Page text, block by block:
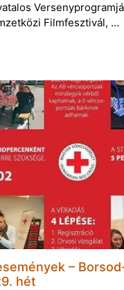
Filmfesztivál, …
–
hét